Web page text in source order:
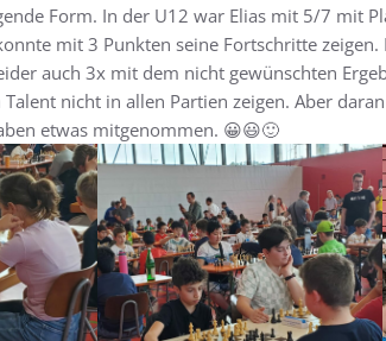
Form. In der U12 war Elias mit 5/7 mit
mit 3 Punkten seine Fortschritte
auch 3x mit dem nicht gewünschten
nicht in allen Partien zeigen. Aber
etwas mitgenommen. 😀😃🙂